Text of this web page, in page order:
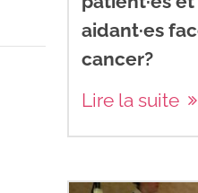
aidant·es
cancer?
Lire la suite